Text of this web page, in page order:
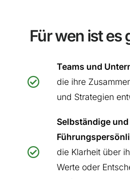
Für wen ist es
Teams und
die ihre
und Strategien
Selbständige und
die Klarheit über
Werte oder